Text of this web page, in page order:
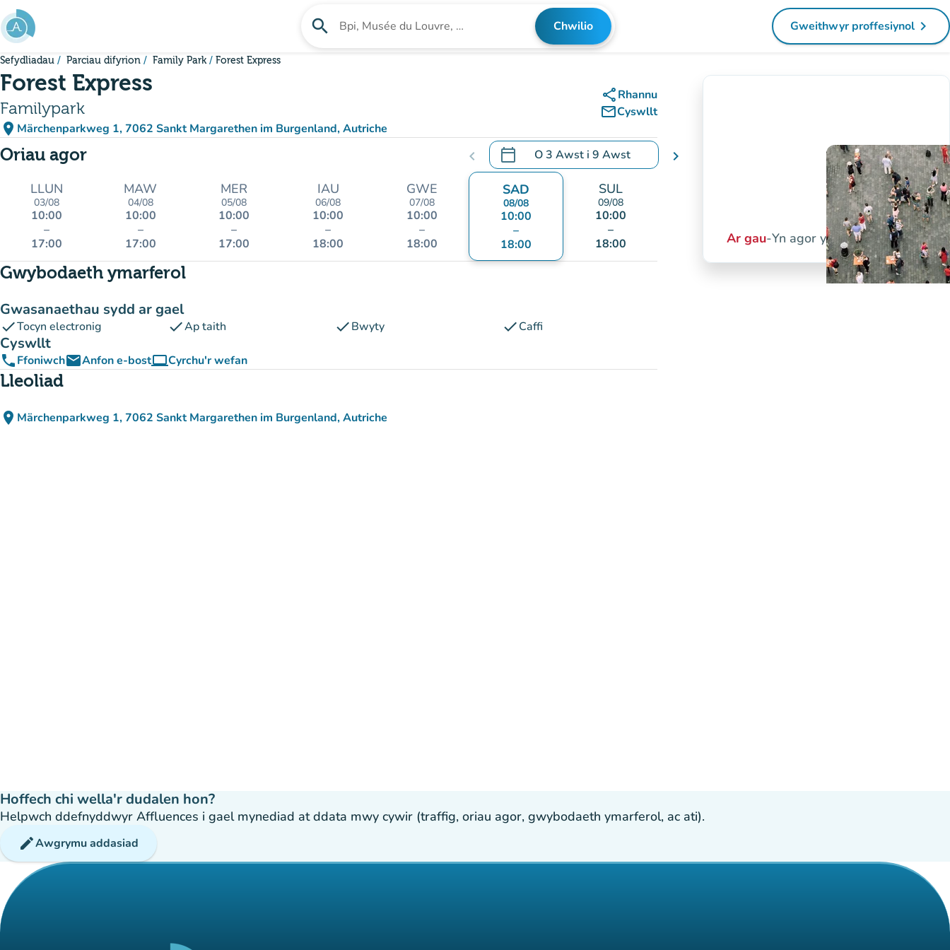
Mynd i'r prif gynnwys
search Chwilio am sefydliad Chwilio Gweithwyr proffesiynol navigate_next
(tab newydd)
Sefydliadau Parciau difyrion Family Park Forest Express
Forest Express
Familypark
place Märchenparkweg 1, 7062 Sankt Margarethen im Burgenland, Autriche
(agor yn Google Maps)
(tab newydd)
shareRhannu
mail_outlineCyswllt
Oriau agor chevron_left calendar_today O3 Awst i 9 Awst
.Agor y calendr i newid dyddiadau chevron_right
LLUN
03/08
10:00
–
17:00
MAW
04/08
10:00
–
17:00
MER
05/08
10:00
–
17:00
IAU
06/08
10:00
–
18:00
GWE
07/08
10:00
–
18:00
SAD
08/08
10:00
–
18:00
SUL
09/08
10:00
–
18:00
Gwybodaeth ymarferol
Gwasanaethau sydd ar gael
checkTocyn electronig checkAp taith checkBwyty checkCaffi
Cyswllt
phoneFfoniwchemailAnfon e-bostcomputerCyrchu'r wefan
(tab newydd)
Lleoliad
place Märchenparkweg 1, 7062 Sankt Margarethen im Burgenland, Autriche
(agor yn Google Maps)
(tab newydd)
Ar gau-Yn agor yfory am 10:00 yb
Hoffech chi wella'r dudalen hon?
Helpwch ddefnyddwyr Affluences i gael mynediad at ddata mwy cywir (traffig, oriau agor, gwybodaeth ymarferol, ac ati).
editAwgrymu addasiad